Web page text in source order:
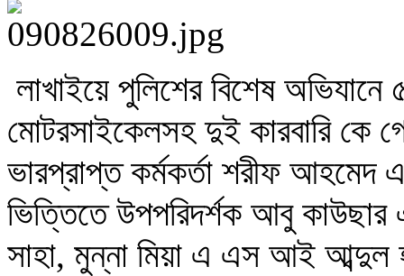
লাখাইয়ে পুলিশের বিশেষ
মোটরসাইকেলসহ দুই কারবারি কে
ভারপ্রাপ্ত কর্মকর্তা শরীফ আহমেদ
ভিত্তিতে উপপরিদর্শক আবু কাউছার
সাহা, মুন্না মিয়া এ এস আই